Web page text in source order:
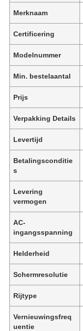
Merknaam
Certificering
Modelnummer
Min. bestelaantal
Prijs
Verpakking Details
Levertijd
Betalingsconditie
s
Levering
vermogen
AC-
ingangsspanning
Helderheid
Schermresolutie
Rijtype
Vernieuwingsfreq
uentie